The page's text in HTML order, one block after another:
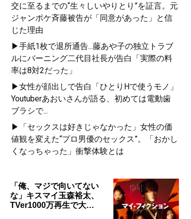
交に至るまでの“生々しいやりとり”を証言。元
ジャンポケ斉藤被告が「同意があった」と信
じた理由
▶手紙1枚で退所通告...藤あや子の独立トラブ
ルにバーニング二代目社長が告白「実際の料
率は8対2だった」
▶女性が顔出しで告白「ひとりHで使うモノ」
Youtuberあおいさんが語る、初めては電動歯
ブラシで...
▶「セックスは好きじゃなかった」女性の価
値観を変えた“プロ男優のセックス”。「おかし
くなっちゃった」衝撃体験とは
「俺、マジで向いてない
な」キスマイ玉森裕太、
TVer1000万再生で大…